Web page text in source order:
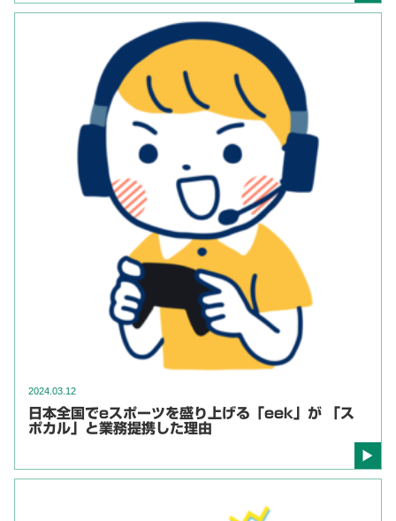
2024.03.12
日本全国でeスポーツを盛り上げる「eek」が 「ス
ポカル」と業務提携した理由